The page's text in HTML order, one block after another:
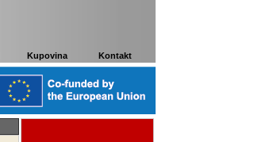
Kupovina Kontakt